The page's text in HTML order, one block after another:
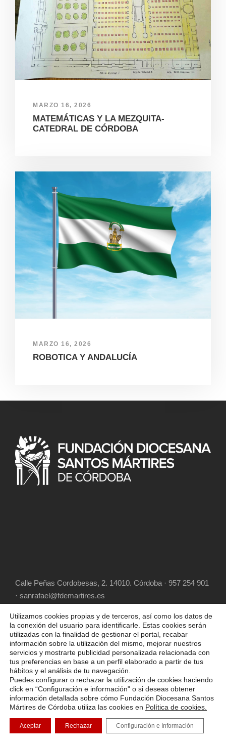
MARZO 16, 2026
MATEMÁTICAS Y LA MEZQUITA-
CATEDRAL DE CÓRDOBA
MARZO 16, 2026
ROBOTICA Y ANDALUCÍA
Calle Peñas Cordobesas, 2. 14010. Córdoba · 957 254 901
· sanrafael@fdemartires.es
COPYRIGHT 2025 FUNDACIÓN DIOCESANA
SANTOS MÁRTIRES, ALL RIGHT RESERVED
POLÍTICA DE COOKIES AVISO LEGAL
POLÍTICA DE PRIVACIDAD
Utilizamos cookies propias y de terceros, así como los datos de
la conexión del usuario para identificarle. Estas cookies serán
utilizadas con la finalidad de gestionar el portal, recabar
información sobre la utilización del mismo, mejorar nuestros
servicios y mostrarte publicidad personalizada relacionada con
tus preferencias en base a un perfil elaborado a partir de tus
hábitos y el análisis de tu navegación.
Puedes configurar o rechazar la utilización de cookies haciendo
click en “Configuración e información" o si deseas obtener
información detallada sobre cómo Fundación Diocesana Santos
Mártires de Córdoba utiliza las cookies en Política de cookies.
Aceptar Rechazar Configuración e Información